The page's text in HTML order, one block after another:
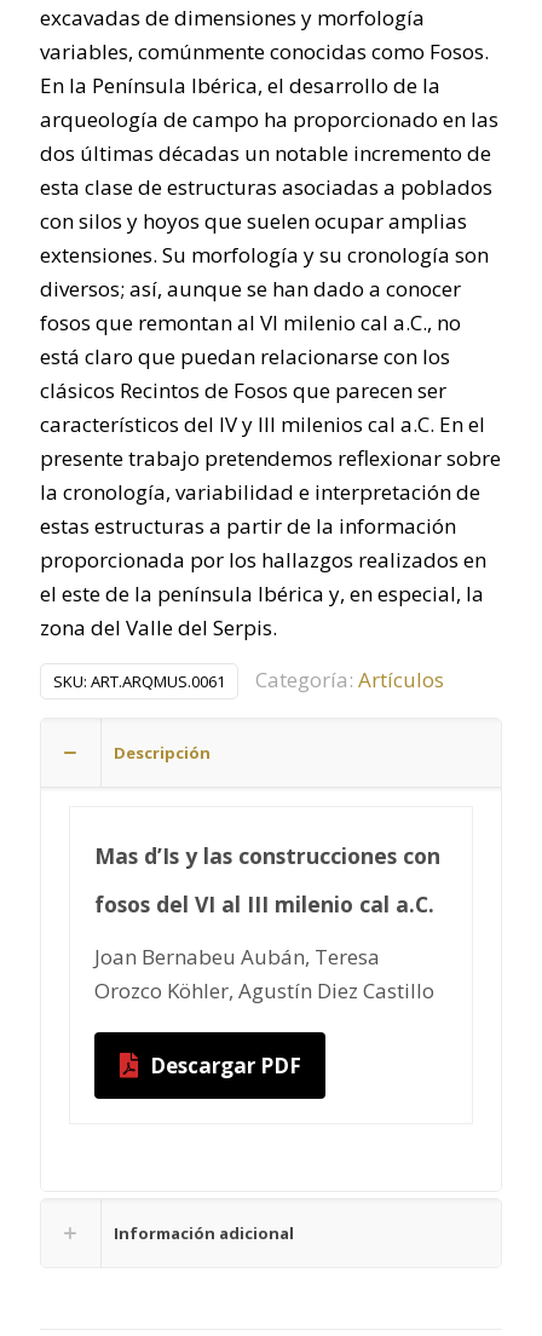
excavadas de dimensiones y morfología
variables, comúnmente conocidas como Fosos.
En la Península Ibérica, el desarrollo de la
arqueología de campo ha proporcionado en las
dos últimas décadas un notable incremento de
esta clase de estructuras asociadas a poblados
con silos y hoyos que suelen ocupar amplias
extensiones. Su morfología y su cronología son
diversos; así, aunque se han dado a conocer
fosos que remontan al VI milenio cal a.C., no
está claro que puedan relacionarse con los
clásicos Recintos de Fosos que parecen ser
característicos del IV y III milenios cal a.C. En el
presente trabajo pretendemos reflexionar sobre
la cronología, variabilidad e interpretación de
estas estructuras a partir de la información
proporcionada por los hallazgos realizados en
el este de la península Ibérica y, en especial, la
zona del Valle del Serpis.
SKU: ART.ARQMUS.0061 Categoría: Artículos
Descripción
Mas d’Is y las construcciones con
fosos del VI al III milenio cal a.C.
Joan Bernabeu Aubán, Teresa
Orozco Köhler, Agustín Diez Castillo
Descargar PDF
Información adicional